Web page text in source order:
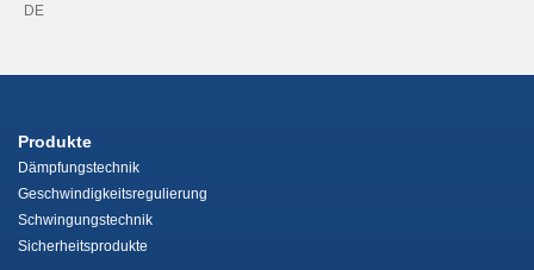
DE
Produkte
Dämpfungstechnik
Geschwindigkeitsregulierung
Schwingungstechnik
Sicherheitsprodukte